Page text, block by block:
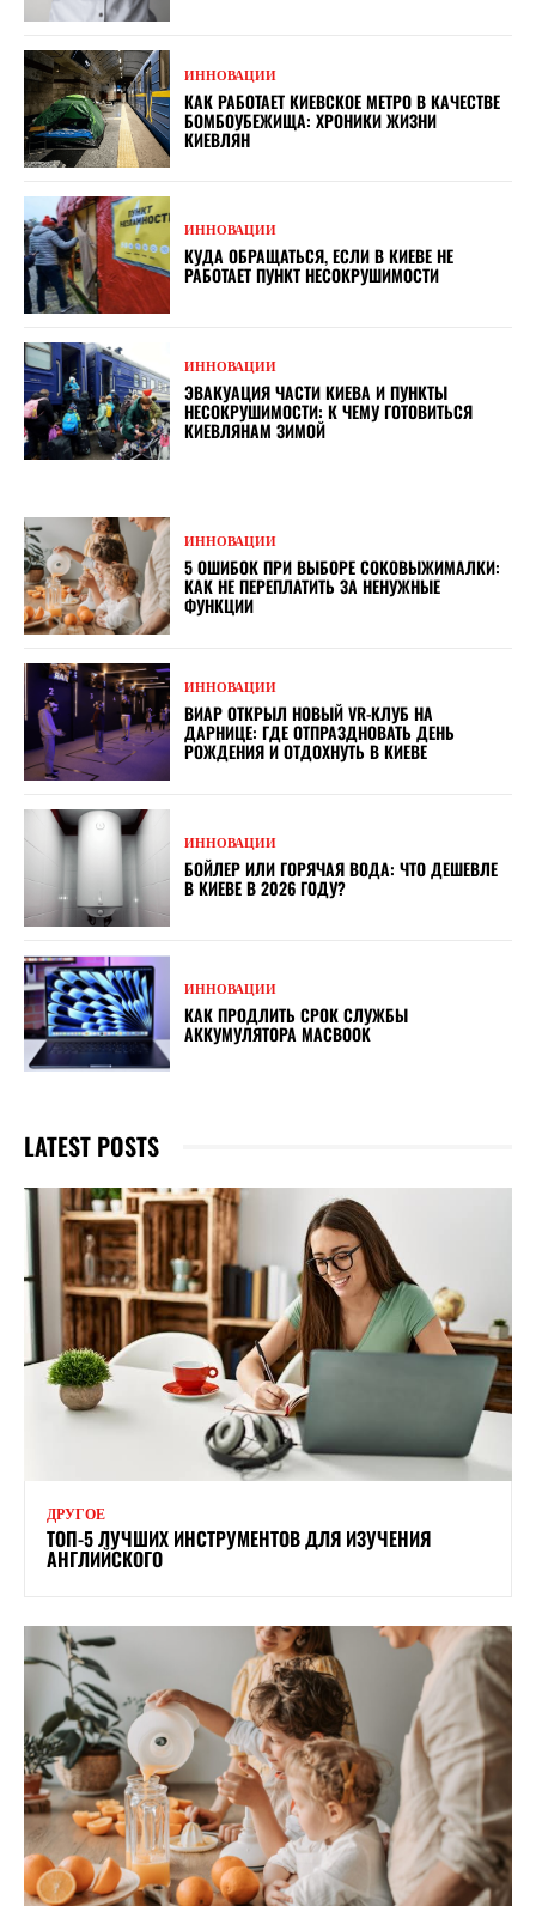
ИННОВАЦИИ
КАК РАБОТАЕТ КИЕВСКОЕ МЕТРО В КАЧЕСТВЕ
БОМБОУБЕЖИЩА: ХРОНИКИ ЖИЗНИ
КИЕВЛЯН
ИННОВАЦИИ
КУДА ОБРАЩАТЬСЯ, ЕСЛИ В КИЕВЕ НЕ
РАБОТАЕТ ПУНКТ НЕСОКРУШИМОСТИ
ИННОВАЦИИ
ЭВАКУАЦИЯ ЧАСТИ КИЕВА И ПУНКТЫ
НЕСОКРУШИМОСТИ: К ЧЕМУ ГОТОВИТЬСЯ
КИЕВЛЯНАМ ЗИМОЙ
ИННОВАЦИИ
5 ОШИБОК ПРИ ВЫБОРЕ СОКОВЫЖИМАЛКИ:
КАК НЕ ПЕРЕПЛАТИТЬ ЗА НЕНУЖНЫЕ
ФУНКЦИИ
ИННОВАЦИИ
ВИАР ОТКРЫЛ НОВЫЙ VR-КЛУБ НА
ДАРНИЦЕ: ГДЕ ОТПРАЗДНОВАТЬ ДЕНЬ
РОЖДЕНИЯ И ОТДОХНУТЬ В КИЕВЕ
ИННОВАЦИИ
БОЙЛЕР ИЛИ ГОРЯЧАЯ ВОДА: ЧТО ДЕШЕВЛЕ
В КИЕВЕ В 2026 ГОДУ?
ИННОВАЦИИ
КАК ПРОДЛИТЬ СРОК СЛУЖБЫ
АККУМУЛЯТОРА MACBOOK
LATEST POSTS
ДРУГОЕ
ТОП-5 ЛУЧШИХ ИНСТРУМЕНТОВ ДЛЯ ИЗУЧЕНИЯ
АНГЛИЙСКОГО